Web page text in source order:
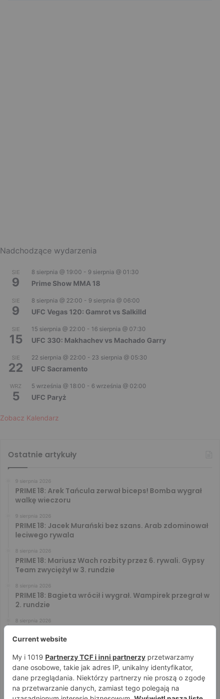
Nadchodzące wydarzenia
SIE
9
8 sierpnia @ 19:00 - 9 sierpnia @ 01:30
Prime Show MMA 18
SIE
9
8 sierpnia @ 22:00 - 9 sierpnia @ 06:00
UFC Vegas 120: Gamrot vs Salkilld
SIE
15
15 sierpnia @ 22:00 - 16 sierpnia @ 07:30
UFC 330: Makhachev vs Machado Garry
SIE
22
22 sierpnia @ 22:00 - 23 sierpnia @ 05:30
UFC Sacramento
WRZ
5
5 września @ 18:00 - 6 września @ 02:00
UFC Paryż
Zobacz Kalendarz
Ostatnie artykuły
9 sierpnia 2026
PRIME 18: Arek Tańcula zerwał biceps! Bomba wygrał
walkę wieczoru
9 sierpnia 2026
PRIME 18: Jacek Murański bez szans. Arab zdominował
leciwego rywala
8 sierpnia 2026
PRIME 18: Mariusz Wach rozbity przez 6. rywali. Gypsy
Team zwyciężył w 3. rundzie
8 sierpnia 2026
PRIME 18: Bagieta wrócił i wygrał. Wampirek przegrał w
2. rundzie
8 sierpnia 2026
Wsparcie Murana nie wystarczyło
8 sierpnia 2026
PRIME 18 za darmo – zobacz darmowe walki na żywo!
Aż trzy starcia dostępne za free
8 sierpnia 2026